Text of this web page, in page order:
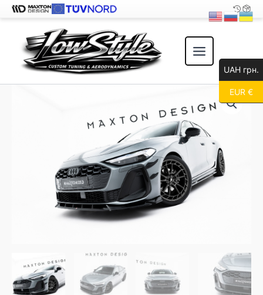
содержимому
UAH грн.
EUR €